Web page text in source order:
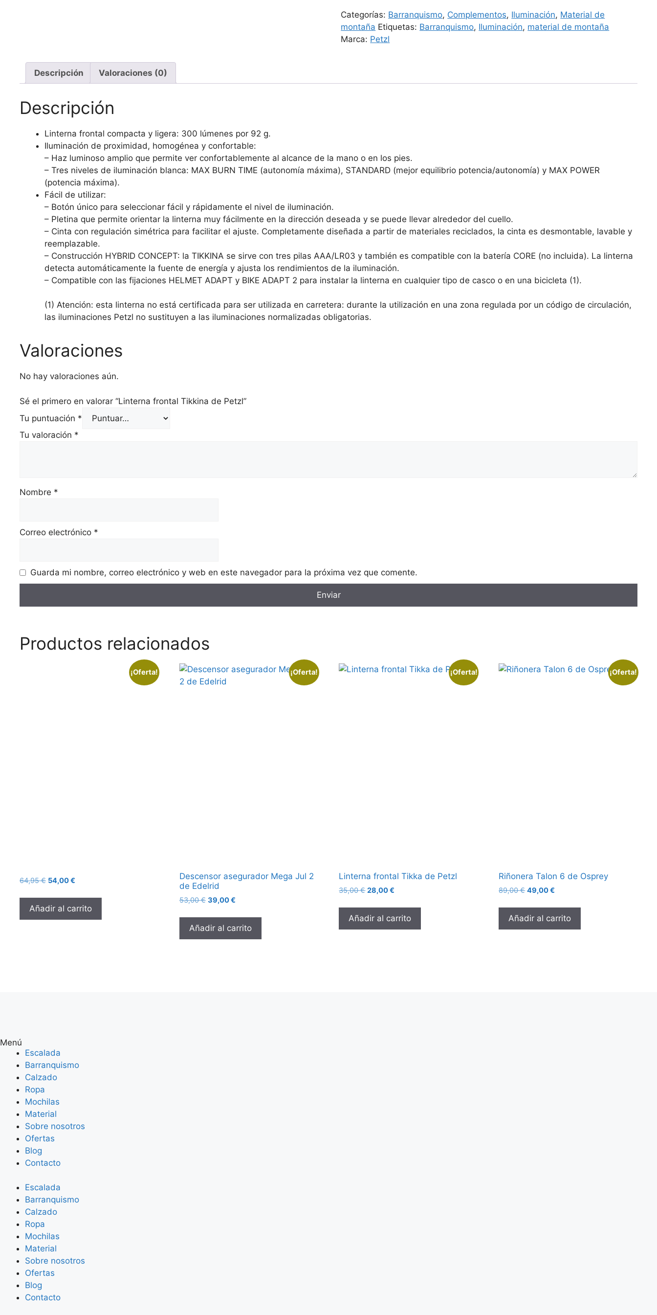
Categorías: Barranquismo, Complementos, Iluminación, Material de
montaña Etiquetas: Barranquismo, Iluminación, material de montaña
Marca: Petzl
Descripción Valoraciones (0)
Descripción
Linterna frontal compacta y ligera: 300 lúmenes por 92 g.
Iluminación de proximidad, homogénea y confortable:
– Haz luminoso amplio que permite ver confortablemente al alcance de la mano o en los pies.
– Tres niveles de iluminación blanca: MAX BURN TIME (autonomía máxima), STANDARD (mejor equilibrio potencia/autonomía) y MAX POWER
(potencia máxima).
Fácil de utilizar:
– Botón único para seleccionar fácil y rápidamente el nivel de iluminación.
– Pletina que permite orientar la linterna muy fácilmente en la dirección deseada y se puede llevar alrededor del cuello.
– Cinta con regulación simétrica para facilitar el ajuste. Completamente diseñada a partir de materiales reciclados, la cinta es desmontable, lavable y
reemplazable.
– Construcción HYBRID CONCEPT: la TIKKINA se sirve con tres pilas AAA/LR03 y también es compatible con la batería CORE (no incluida). La linterna
detecta automáticamente la fuente de energía y ajusta los rendimientos de la iluminación.
– Compatible con las fijaciones HELMET ADAPT y BIKE ADAPT 2 para instalar la linterna en cualquier tipo de casco o en una bicicleta (1).
(1) Atención: esta linterna no está certificada para ser utilizada en carretera: durante la utilización en una zona regulada por un código de circulación,
las iluminaciones Petzl no sustituyen a las iluminaciones normalizadas obligatorias.
Valoraciones
No hay valoraciones aún.
Sé el primero en valorar “Linterna frontal Tikkina de Petzl”
Tu puntuación *
Tu valoración *
Nombre *
Correo electrónico *
Guarda mi nombre, correo electrónico y web en este navegador para la próxima vez que comente.
Productos relacionados
¡Oferta!
64,95€ 54,00€
Añadir al carrito
¡Oferta!
Descensor asegurador Mega Jul 2
de Edelrid
53,00€ 39,00€
Añadir al carrito
¡Oferta!
Linterna frontal Tikka de Petzl
35,00€ 28,00€
Añadir al carrito
¡Oferta!
Riñonera Talon 6 de Osprey
89,00€ 49,00€
Añadir al carrito
Menú
Escalada
Barranquismo
Calzado
Ropa
Mochilas
Material
Sobre nosotros
Ofertas
Blog
Contacto
Escalada
Barranquismo
Calzado
Ropa
Mochilas
Material
Sobre nosotros
Ofertas
Blog
Contacto